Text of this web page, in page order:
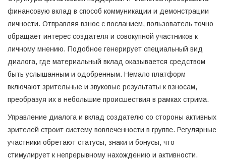
финансовую вклад в способ коммуникации и демонстрации
личности. Отправляя взнос с посланием, пользователь точно
обращает интерес создателя и совокупной участников к
личному мнению. Подобное генерирует специальный вид
диалога, где материальный вклад оказывается средством
быть услышанным и одобренным. Немало платформ
включают зрительные и звуковые результаты к взносам,
преобразуя их в небольшие происшествия в рамках стрима.
Управление диалога и вклад создателю со стороны активных
зрителей строит систему вовлеченности в группе. Регулярные
участники обретают статусы, знаки и бонусы, что
стимулирует к непрерывному нахождению и активности.